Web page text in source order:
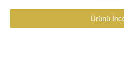
Ürünü